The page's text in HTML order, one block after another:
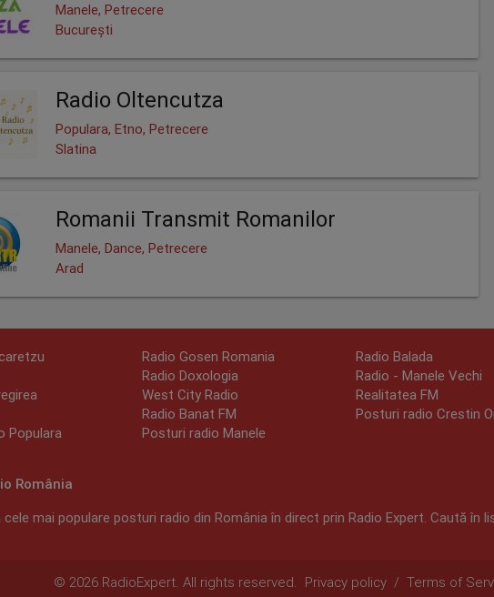
Manele, Petrecere
București
Radio Oltencutza
Populara, Etno, Petrecere
Slatina
Romanii Transmit Romanilor
Manele, Dance, Petrecere
Arad
Populara
Radio Gosen Romania
Radio Doxologia
West City Radio
Radio Banat FM
Posturi radio Manele
Radio Balada
Radio - Manele Vechi
Realitatea FM
Posturi radio Crestin
România
mai populare posturi radio din România în direct prin Radio Expert. Caută în
© 2026 RadioExpert. All rights reserved. Privacy policy / Terms of